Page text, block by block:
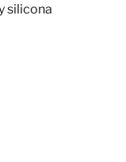
silicona